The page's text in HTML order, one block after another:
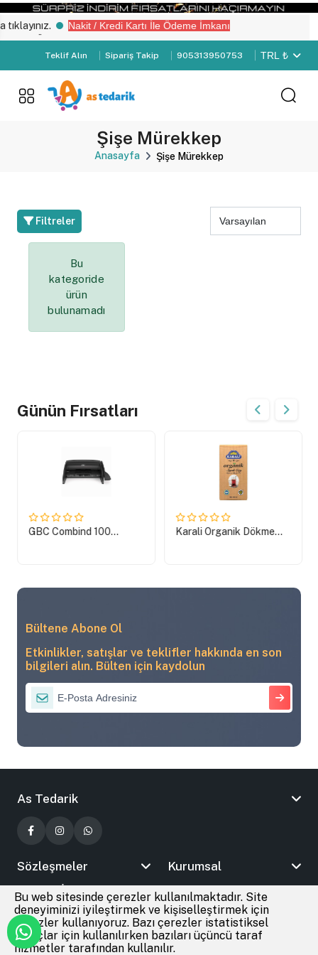
“Üye Girişi" yapın.
Nakit / Kredi Kartı İle Ödeme İmkanı
Teklif Alın Sipariş Takip 905313950753 TRL ₺
Şişe Mürekkep
Anasayfa Şişe Mürekkep
Filtreler
Bu
kategoride
ürün
bulunamadı
Günün Fırsatları
GBC Combind 100
Karali Organik Dökme
Bültene Abone Ol
Etkinlikler, satışlar ve teklifler hakkında en son
bilgileri alın. Bülten için kaydolun
As Tedarik
Sözleşmeler
Kurumsal
Bizimle İletişime Geçin
© 2026As TedarikTüm Hakları Saklıdır
Bu web sitesinde çerezler kullanılmaktadır. Site
deneyiminizi iyileştirmek ve kişiselleştirmek için
çerezler kullanıyoruz. Bazı çerezler istatistiksel
amaçlar için kullanılırken bazıları üçüncü taraf
hizmetler tarafından kullanılır.